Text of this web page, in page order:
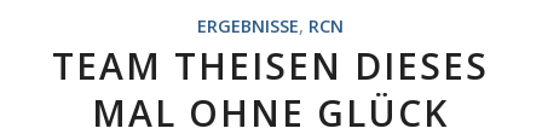
ERGEBNISSE, RCN
TEAM THEISEN DIESES
MAL OHNE GLÜCK